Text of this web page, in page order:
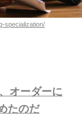
specialization/
オーダーに
たのだ